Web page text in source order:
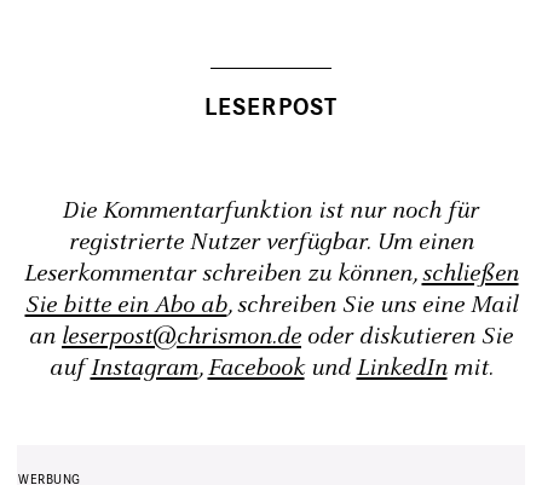
Die Kommentarfunktion ist nur noch für
registrierte Nutzer verfügbar. Um einen
Leserkommentar schreiben zu können,schließen
Sie bitte ein Abo ab, schreiben Sie uns eine Mail
an leserpost@chrismon.de oder diskutieren Sie
aufInstagram,FacebookundLinkedInmit.